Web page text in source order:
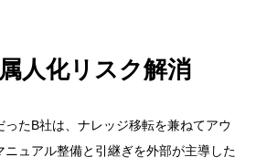
人化リスク解消
たB社は、ナレッジ移転を兼ねてアウ
ニュアル整備と引継ぎを外部が主導した
コア業務に集中しよう